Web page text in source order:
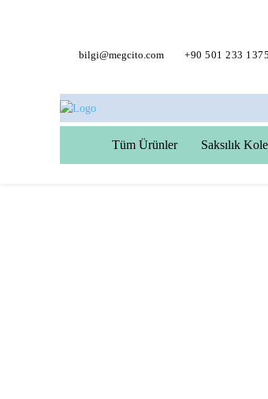
bilgi@megcito.com +90 501 233 1375
Tüm Ürünler Saksılık